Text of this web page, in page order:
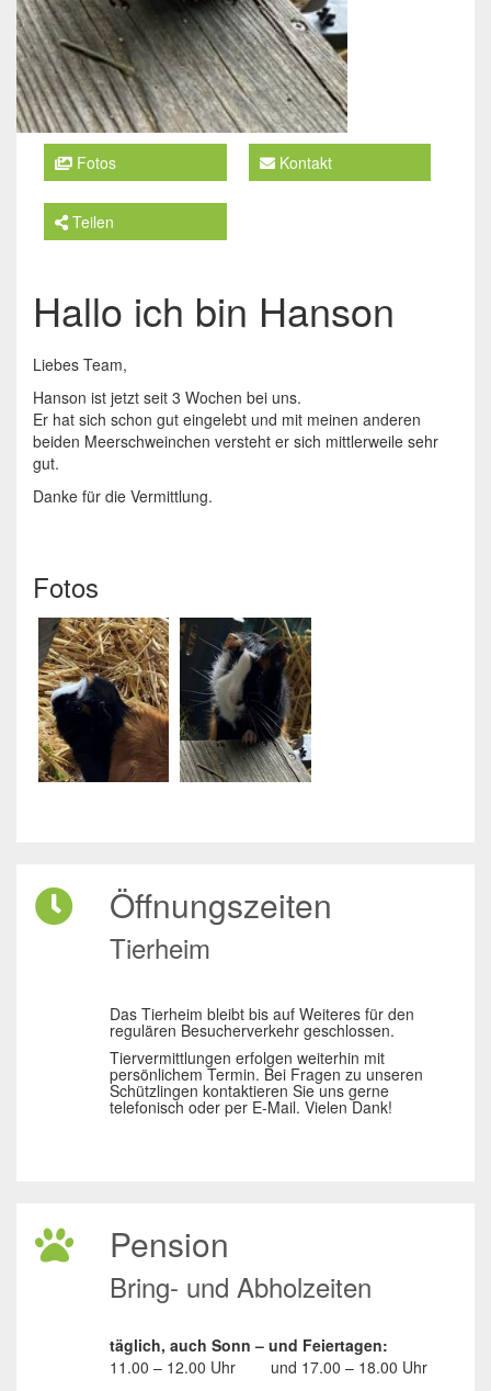
Fotos Kontakt
Teilen
Hallo ich bin Hanson
Liebes Team,
Hanson ist jetzt seit 3 Wochen bei uns.
Er hat sich schon gut eingelebt und mit meinen anderen
beiden Meerschweinchen versteht er sich mittlerweile sehr
gut.
Danke für die Vermittlung.
Fotos
Öffnungszeiten
Tierheim
Das Tierheim bleibt bis auf Weiteres für den
regulären Besucherverkehr geschlossen.
Tiervermittlungen erfolgen weiterhin mit
persönlichem Termin. Bei Fragen zu unseren
Schützlingen kontaktieren Sie uns gerne
telefonisch oder per E-Mail. Vielen Dank!
Pension
Bring- und Abholzeiten
täglich, auch Sonn – und Feiertagen:
11.00 – 12.00 Uhr
und 17.00 – 18.00 Uhr